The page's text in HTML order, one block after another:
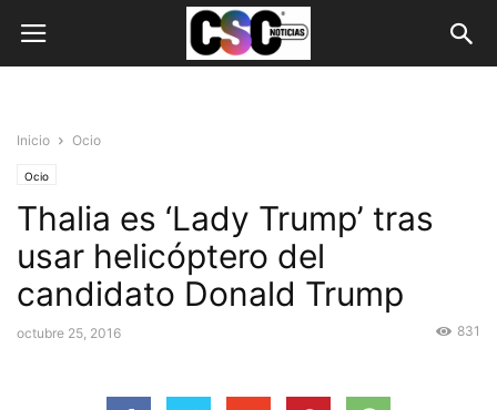
Inicio Ocio
Ocio
Thalia es ‘Lady Trump’ tras
usar helicóptero del
candidato Donald Trump
octubre 25, 2016 831